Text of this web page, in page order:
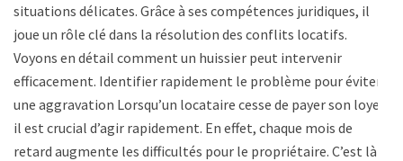
situations délicates. Grâce à ses compétences juridiques, il
joue un rôle clé dans la résolution des conflits locatifs.
Voyons en détail comment un huissier peut intervenir
efficacement. Identifier rapidement le problème pour éviter
une aggravation Lorsqu’un locataire cesse de payer son loyer,
il est crucial d’agir rapidement. En effet, chaque mois de
retard augmente les difficultés pour le propriétaire. C’est là